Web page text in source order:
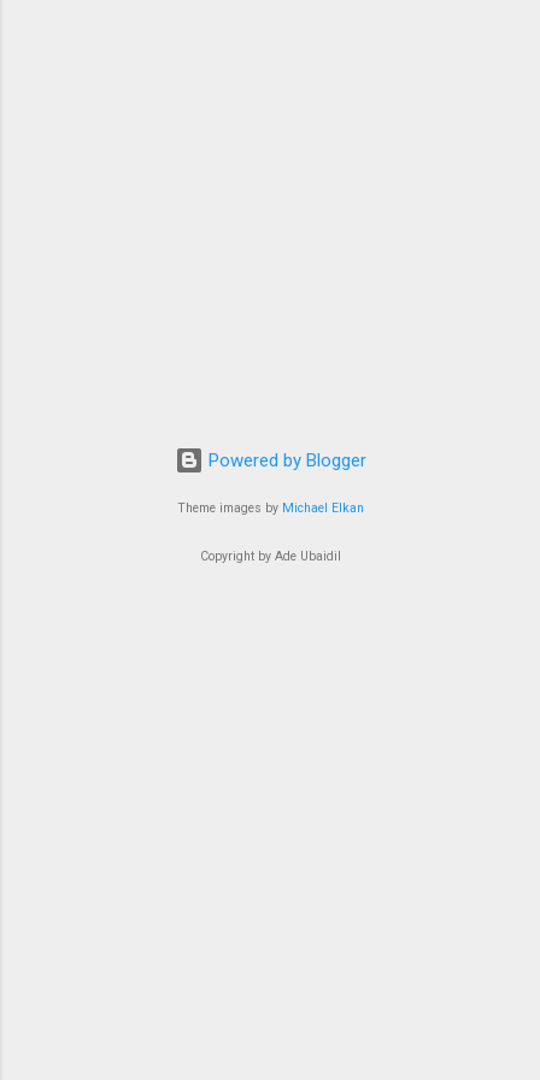
Powered by Blogger
Theme images by Michael Elkan
Copyright by Ade Ubaidil